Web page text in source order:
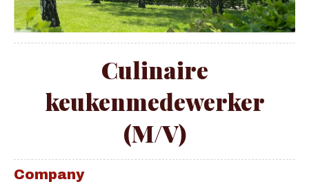
Culinaire
keukenmedewerker
(M/V)
Company